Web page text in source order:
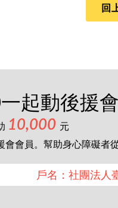
回
起動後援會
10,000 元
會會員。幫助身心障礙者
戶名：社團法人